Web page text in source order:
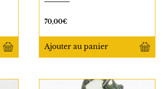
70,00€
Ajouter au panier